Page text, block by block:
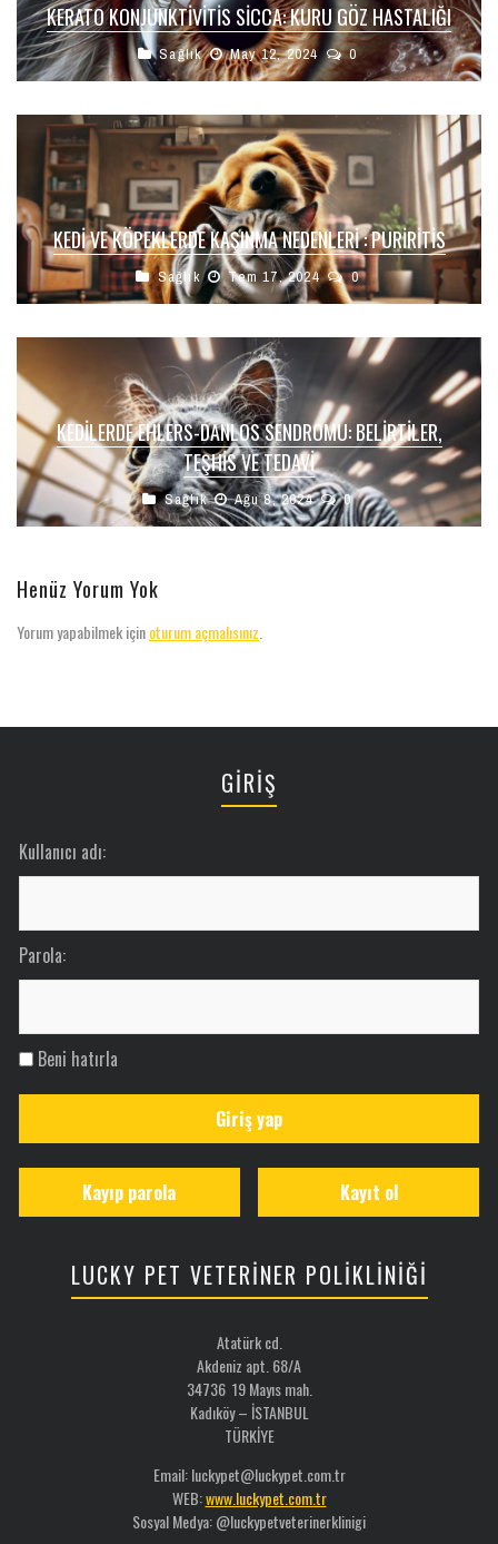
KERATO KONJUNKTIVITIS SICCA: KURU GÖZ HASTALIĞI
Sağlık May 12, 2024 0
KEDI VE KÖPEKLERDE KAŞINMA NEDENLERI : PURİRİTİS
Sağlık Tem 17, 2024 0
KEDILERDE EHLERS-DANLOS SENDROMU: BELIRTILER,
TEŞHIS VE TEDAVI
Sağlık Ağu 8, 2024 0
Henüz Yorum Yok
Yorum yapabilmek içinoturum açmalısınız
GİRİŞ
Kullanıcı adı:
Parola:
Beni hatırla
Giriş yap
Kayıt ol
Kayıp parola
LUCKY PET VETERİNER POLİKLİNİĞİ
Atatürk cd.
Akdeniz apt. 68/A
34736 19 Mayıs mah.
Kadıköy – İSTANBUL
TÜRKİYE
Email: luckypet@luckypet.com.tr
WEB:www.luckypet.com.tr
Sosyal Medya: @luckypetveterinerklinigi